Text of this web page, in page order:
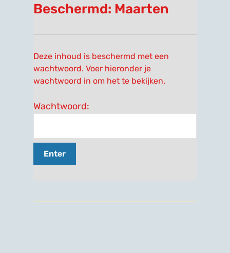
Beschermd: Maarten
Deze inhoud is beschermd met een
wachtwoord. Voer hieronder je
wachtwoord in om het te bekijken.
Wachtwoord: